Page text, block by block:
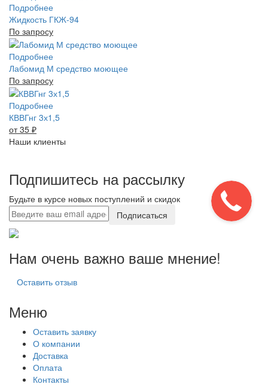
Подробнее
Жидкость ГКЖ-94
По запросу
Подробнее
Лабомид М средство моющее
По запросу
Подробнее
КВВГнг 3х1,5
от 35 ₽
Наши клиенты
Подпишитесь на рассылку
Будьте в курсе новых поступлений и скидок
Подписаться
Нам очень важно ваше мнение!
Оставить отзыв
Меню
Оставить заявку
О компании
Доставка
Оплата
Контакты